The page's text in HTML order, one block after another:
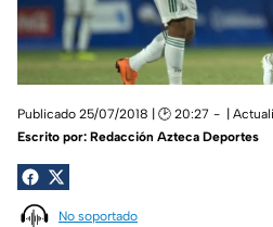
Publicado 25/07/2018 | 🕑 20:27 |
Escrito por: Redacción Azteca Deportes
No soportado